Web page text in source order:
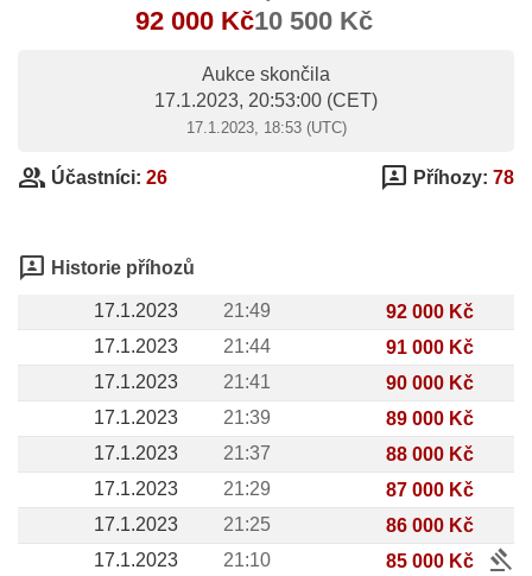
92 000 Kč10 500 Kč
Aukce skončila
17.1.2023, 20:53:00 (CET)
17.1.2023, 18:53 (UTC)
group Účastníci: 26 3p Příhozy: 78
3p Historie příhozů
17.1.2023 21:49
92 000 Kč
17.1.2023
21:44
91 000 Kč
17.1.2023
21:41
90 000 Kč
17.1.2023
21:39
89 000 Kč
17.1.2023
21:37
88 000 Kč
17.1.2023
21:29
87 000 Kč
17.1.2023
21:25
86 000 Kč
17.1.2023
21:10 85 000 Kč gavel